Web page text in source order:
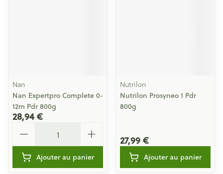
Nan
Nan Expertpro Complete 0-
12m Pdr 800g
28,94 €
Ajouter au panier
Nutrilon
Nutrilon Prosyneo 1 Pdr
800g
27,99 €
Ajouter au panier